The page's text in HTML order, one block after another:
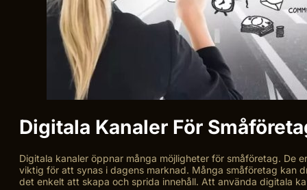
Digitala Kanaler För
Digitala kanaler öppnar många möjligheter för småföretag.
viktig för att synas i dagens marknad. Många småföretag kan
det enkelt att skapa och sprida innehåll. Att använda digitala